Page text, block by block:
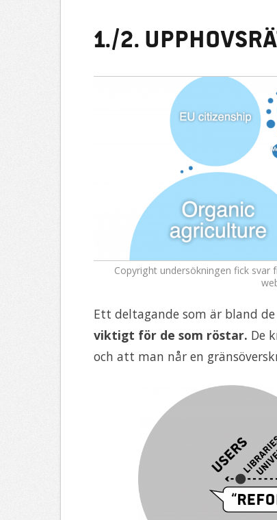
1./2.
Copyright undersökningen fick
Ett deltagande som är bland
viktigt för de som röstar. De
och att man når en